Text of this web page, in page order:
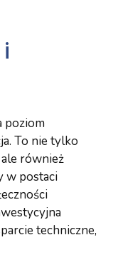
poziom
To nie tylko
również
w postaci
techniczne,